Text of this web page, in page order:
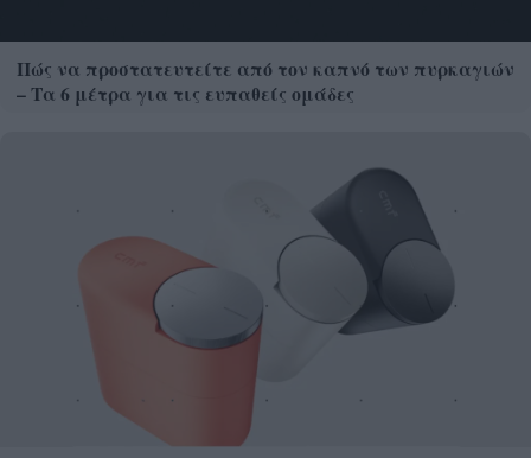
Πώς να προστατευτείτε από τον καπνό των πυρκαγιών
– Τα 6 μέτρα για τις ευπαθείς ομάδες